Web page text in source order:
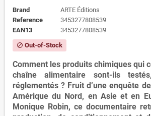
Brand
ARTE Éditions
Reference
3453277808539
EAN13
3453277808539
block Out-of-Stock
Comment les produits chimiques qui
chaîne alimentaire sont-ils
réglementés ? Fruit d’uneenquête
Amérique du Nord, en Asieet en
Monique Robin, ce documentaire